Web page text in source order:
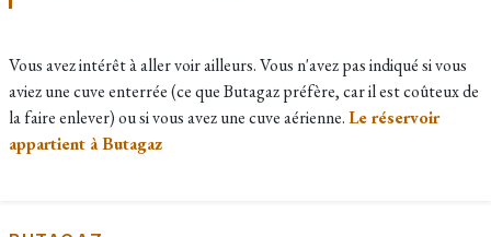
Vous avez intérêt à aller voir ailleurs. Vous n'avez pas indiqué si vous
aviez une cuve enterrée (ce que Butagaz préfère, car il est coûteux de
la faire enlever) ou si vous avez une cuve aérienne.Le réservoir
appartient à Butagaz